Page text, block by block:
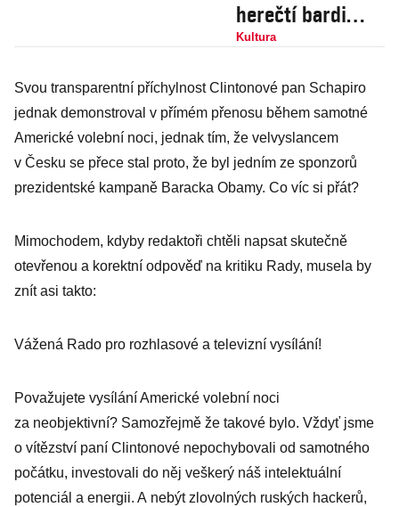
herečtí bardi
těsně po
se ČT povedlo
Kultura
Svou transparentní příchylnost Clintonové pan Schapiro
jednak demonstroval v přímém přenosu během samotné
Americké volební noci, jednak tím, že velvyslancem
v Česku se přece stal proto, že byl jedním ze sponzorů
prezidentské kampaně Baracka Obamy. Co víc si přát?
Mimochodem, kdyby redaktoři chtěli napsat skutečně
otevřenou a korektní odpověď na kritiku Rady, musela by
znít asi takto:
Vážená Rado pro rozhlasové a televizní vysílání!
Považujete vysílání Americké volební noci
za neobjektivní? Samozřejmě že takové bylo. Vždyť jsme
o vítězství paní Clintonové nepochybovali od samotného
počátku, investovali do něj veškerý náš intelektuální
potenciál a energii. A nebýt zlovolných ruských hackerů,